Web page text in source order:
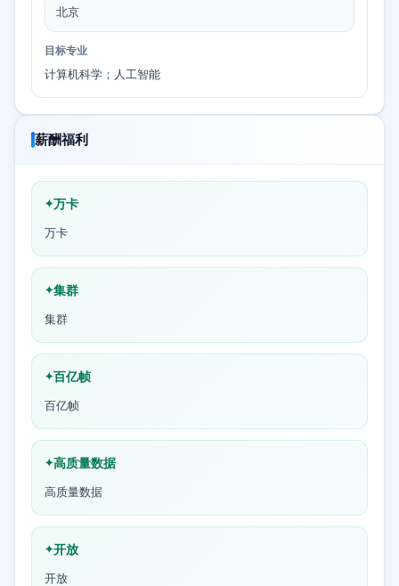
北京
目标专业
计算机科学；人工智能
薪酬福利
万卡
万卡
集群
集群
百亿帧
百亿帧
高质量数据
高质量数据
开放
开放